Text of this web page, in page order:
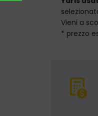
Vieni a
* prezzo